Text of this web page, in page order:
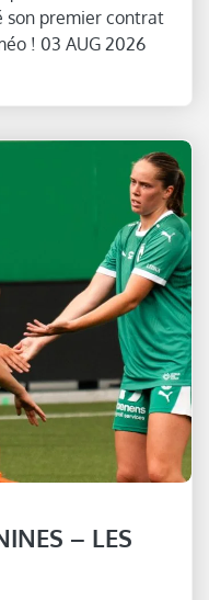
son premier contrat
! 03 AUG 2026
– LES